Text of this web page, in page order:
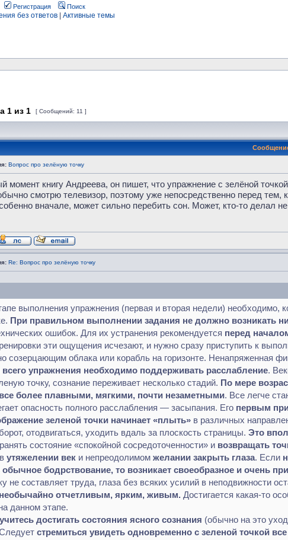
Регистрация Поиск
без ответов Активные темы
1 из 1 [ Сообщений: 11 ]
Вопрос про зелёную точку
момент книгу Андреева, он пишет, что упражнение с зелёной
смотрю телевизор, поэтому уже непосредственно перед тем,
вначале, может сильно перебить сон. Может, кто-то делал
Re: Вопрос про зелёную точку
выполнения упражнения (первая и вторая недели) необходимо,
При правильном выполнении задания не должно возникать
ошибок. Для их устранения рекомендуется перед
эти ощущения исчезают, и нужно сразу приступить к
созерцающим облака или корабль на горизонте. Ненапряженная
упражнения необходимо поддерживать расслабление.
точку, сознание переживает несколько стадий. По мере
более плавными, мягкими, почти незаметными. Все легче
опасность полного расслабления — засыпания. Его первым
зеленой точки начинает «плыть» в различных
отодвигаться, уходить вдаль за плоскость страницы. Это
состояние «спокойной сосредоточенности» и возвращать
утяжелении век и непреодолимом желании закрыть глаза. Если
обычное бодрствование, то возникает своеобразное и очень
не составляет труда, глаза без всяких усилий в неподвижности
необычайно отчетливым, ярким, живым. Достигается какая-то
данном этапе.
достигать состояния ясного сознания (обычно на это
стремиться увидеть одновременно с зеленой точкой